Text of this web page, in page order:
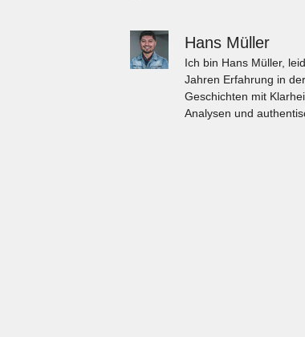
Hans Müller
Ich bin Hans Müller,
Jahren Erfahrung in
Geschichten mit
Analysen und